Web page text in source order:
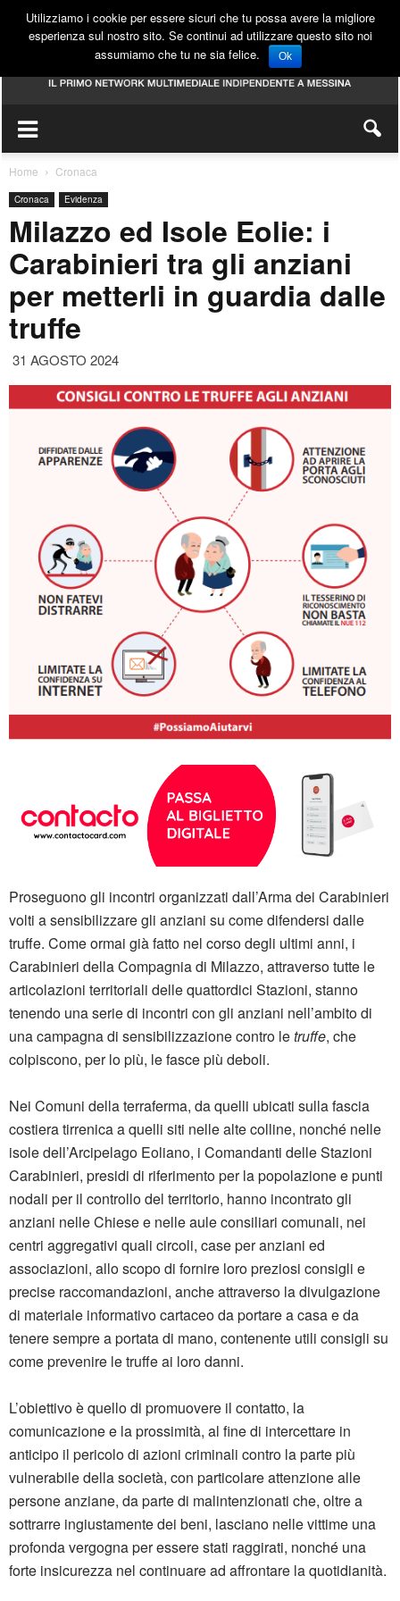
Home Cronaca
Cronaca Evidenza
Milazzo ed Isole Eolie: i
Carabinieri tra gli anziani
per metterli in guardia dalle
truffe
31 AGOSTO 2024
Proseguono gli incontri organizzati dall’Arma dei Carabinieri
volti a sensibilizzare gli anziani su come difendersi dalle
truffe. Come ormai già fatto nel corso degli ultimi anni, i
Carabinieri della Compagnia di Milazzo, attraverso tutte le
articolazioni territoriali delle quattordici Stazioni, stanno
tenendo una serie di incontri con gli anziani nell’ambito di
una campagna di sensibilizzazione contro letruffe, che
colpiscono, per lo più, le fasce più deboli.
Nei Comuni della terraferma, da quelli ubicati sulla fascia
costiera tirrenica a quelli siti nelle alte colline, nonché nelle
isole dell’Arcipelago Eoliano, i Comandanti delle Stazioni
Carabinieri, presidi di riferimento per la popolazione e punti
nodali per il controllo del territorio, hanno incontrato gli
anziani nelle Chiese e nelle aule consiliari comunali, nei
centri aggregativi quali circoli, case per anziani ed
associazioni, allo scopo di fornire loro preziosi consigli e
precise raccomandazioni, anche attraverso la divulgazione
di materiale informativo cartaceo da portare a casa e da
tenere sempre a portata di mano, contenente utili consigli su
come prevenire le truffe ai loro danni.
L’obiettivo è quello di promuovere il contatto, la
comunicazione e la prossimità, al fine di intercettare in
anticipo il pericolo di azioni criminali contro la parte più
vulnerabile della società, con particolare attenzione alle
persone anziane, da parte di malintenzionati che, oltre a
sottrarre ingiustamente dei beni, lasciano nelle vittime una
profonda vergogna per essere stati raggirati, nonché una
forte insicurezza nel continuare ad affrontare la quotidianità.
Utilizziamo i cookie per essere sicuri che tu possa avere la migliore
esperienza sul nostro sito. Se continui ad utilizzare questo sito noi
assumiamo che tu ne sia felice.
Ok